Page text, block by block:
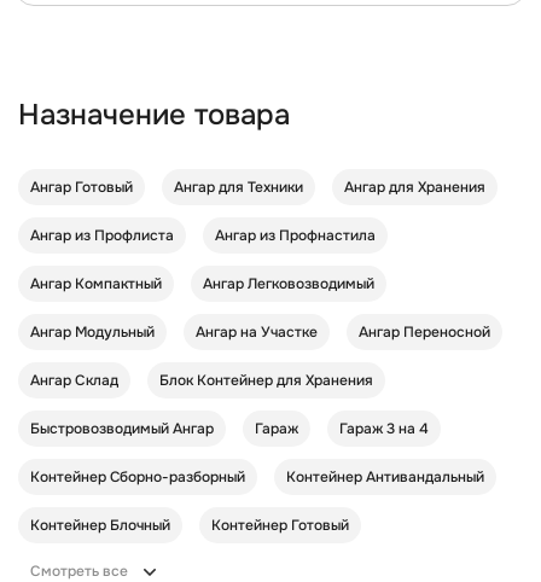
Назначение товара
Ангар Готовый Ангар для Техники Ангар для Хранения
Ангар из Профлиста Ангар из Профнастила
Ангар Компактный Ангар Легковозводимый
Ангар Модульный Ангар на Участке Ангар Переносной
Ангар Склад Блок Контейнер для Хранения
Быстровозводимый Ангар Гараж Гараж 3 на 4
Контейнер Cборно-разборный Контейнер Антивандальный
Контейнер Блочный Контейнер Готовый
Смотреть все